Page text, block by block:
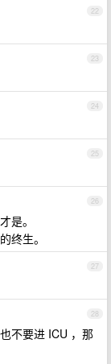
22
23
24
25
26
是。
终生。
27
28
不要进 ICU ，那